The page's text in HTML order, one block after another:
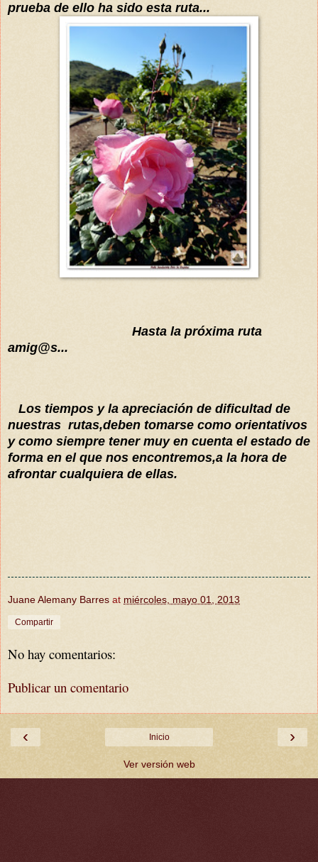
prueba de ello ha sido esta ruta...
Hasta la próxima ruta
amig@s...
Los tiempos y la apreciación de dificultad de
nuestras rutas,deben tomarse como orientativos
y como siempre tener muy en cuenta el estado de
forma en el que nos encontremos,a la hora de
afrontar cualquiera de ellas.
Juane Alemany Barres at miércoles, mayo 01, 2013
Compartir
No hay comentarios:
Publicar un comentario
‹ ›
Inicio
Ver versión web